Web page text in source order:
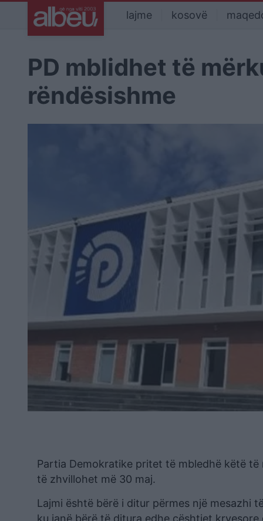
lajme kosovë
PD mblidhet të
rëndësishme
Partia Demokratike pritet të mbledhë këtë
të zhvillohet më 30 maj.
Lajmi është bërë i ditur përmes një mesazhi
ku janë bërë të ditura edhe çështjet